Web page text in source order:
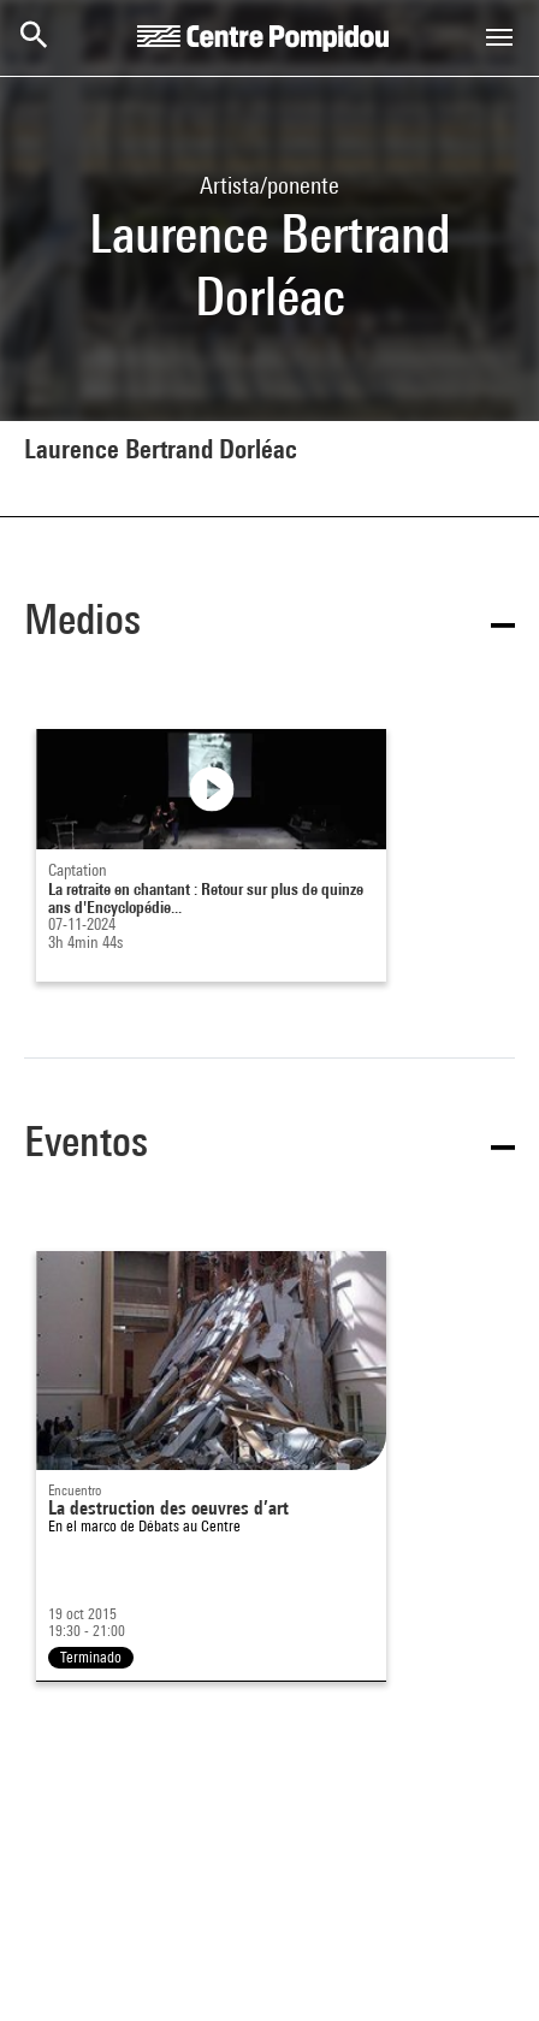
Artista/ponente
Laurence Bertrand
Dorléac
Laurence Bertrand Dorléac
Medios
Captation
La retraite en chantant : Retour sur plus de quinze
ans d'Encyclopédie...
07-11-2024
3h 4min 44s
Eventos
Encuentro
La destruction des oeuvres d’art
En el marco de Débats au Centre
19 oct 2015
19:30 - 21:00
Terminado